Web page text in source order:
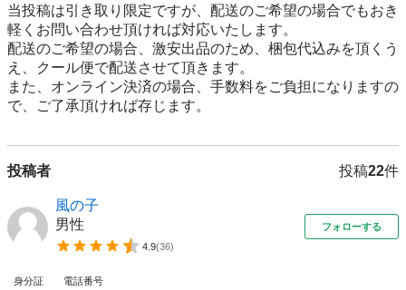
当投稿は引き取り限定ですが、配送のご希望の場合でもおき
軽くお問い合わせ頂ければ対応いたします。
配送のご希望の場合、激安出品のため、梱包代込みを頂くう
え、クール便で配送させて頂きます。
また、オンライン決済の場合、手数料をご負担になりますの
で、ご了承頂ければ存じます。
投稿者 投稿22件
風の子
男性
4.9(36)
フォローする
身分証 電話番号